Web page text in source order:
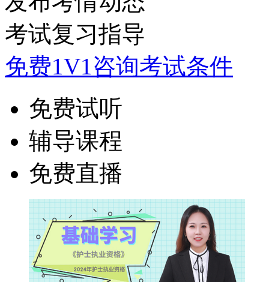
考试复习指导
免费1V1咨询考试条件
免费试听
辅导课程
免费直播